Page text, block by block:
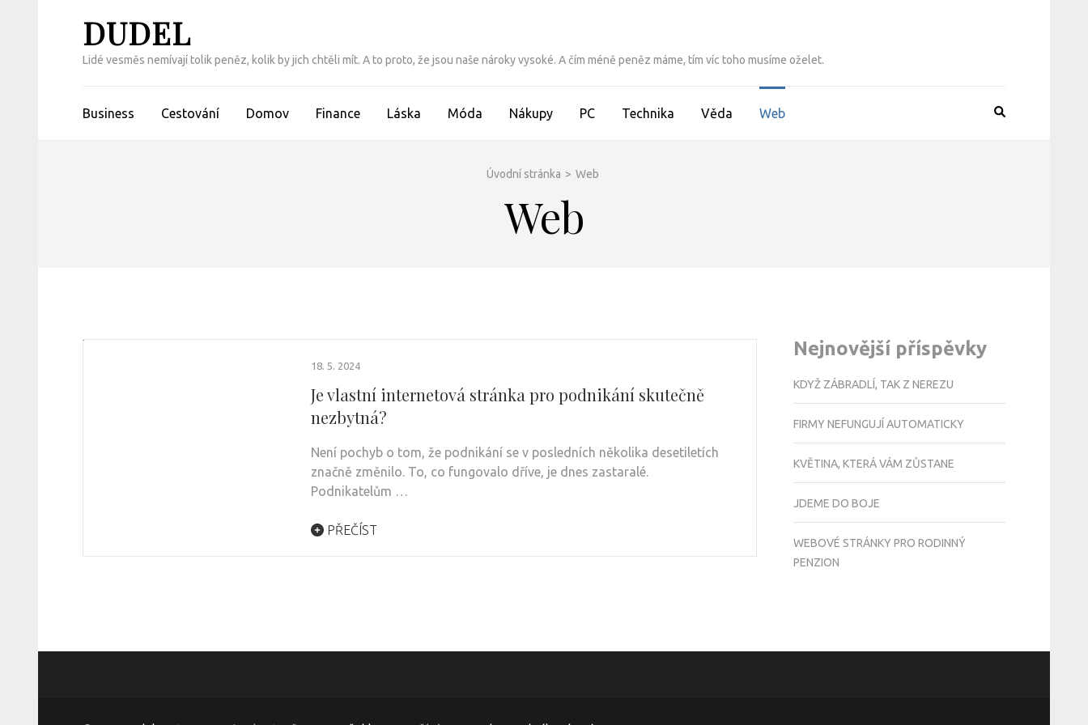
DUDEL
Lidé vesměs nemívají tolik peněz, kolik by jich chtěli mít. A to proto, že jsou naše nároky vysoké. A čím méně peněz máme, tím víc toho musíme oželet.
Business Cestování Domov Finance Láska Móda Nákupy PC Technika Věda Web
Úvodní stránka > Web
Web
18. 5. 2024
Je vlastní internetová stránka pro podnikání skutečně
nezbytná?
Není pochyb o tom, že podnikání se v posledních několika desetiletích
značně změnilo. To, co fungovalo dříve, je dnes zastaralé.
Podnikatelům …
PŘEČÍST
Nejnovější příspěvky
KDYŽ ZÁBRADLÍ, TAK Z NEREZU
FIRMY NEFUNGUJÍ AUTOMATICKY
KVĚTINA, KTERÁ VÁM ZŮSTANE
JDEME DO BOJE
WEBOVÉ STRÁNKY PRO RODINNÝ
PENZION